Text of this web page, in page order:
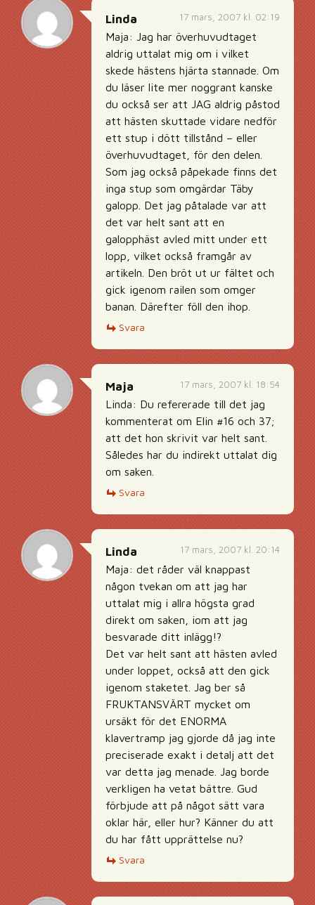
17 mars, 2007 kl. 02:19
Linda
Maja: Jag har överhuvudtaget
aldrig uttalat mig om i vilket
skede hästens hjärta stannade. Om
du läser lite mer noggrant kanske
du också ser att JAG aldrig påstod
att hästen skuttade vidare nedför
ett stup i dött tillstånd – eller
överhuvudtaget, för den delen.
Som jag också påpekade finns det
inga stup som omgärdar Täby
galopp. Det jag påtalade var att
det var helt sant att en
galopphäst avled mitt under ett
lopp, vilket också framgår av
artikeln. Den bröt ut ur fältet och
gick igenom railen som omger
banan. Därefter föll den ihop.
Svara
17 mars, 2007 kl. 18:54
Maja
Linda: Du refererade till det jag
kommenterat om Elin #16 och 37;
att det hon skrivit var helt sant.
Således har du indirekt uttalat dig
om saken.
Svara
17 mars, 2007 kl. 20:14
Linda
Maja: det råder väl knappast
någon tvekan om att jag har
uttalat mig i allra högsta grad
direkt om saken, iom att jag
besvarade ditt inlägg!?
Det var helt sant att hästen avled
under loppet, också att den gick
igenom staketet. Jag ber så
FRUKTANSVÄRT mycket om
ursäkt för det ENORMA
klavertramp jag gjorde då jag inte
preciserade exakt i detalj att det
var detta jag menade. Jag borde
verkligen ha vetat bättre. Gud
förbjude att på något sätt vara
oklar här, eller hur? Känner du att
du har fått upprättelse nu?
Svara